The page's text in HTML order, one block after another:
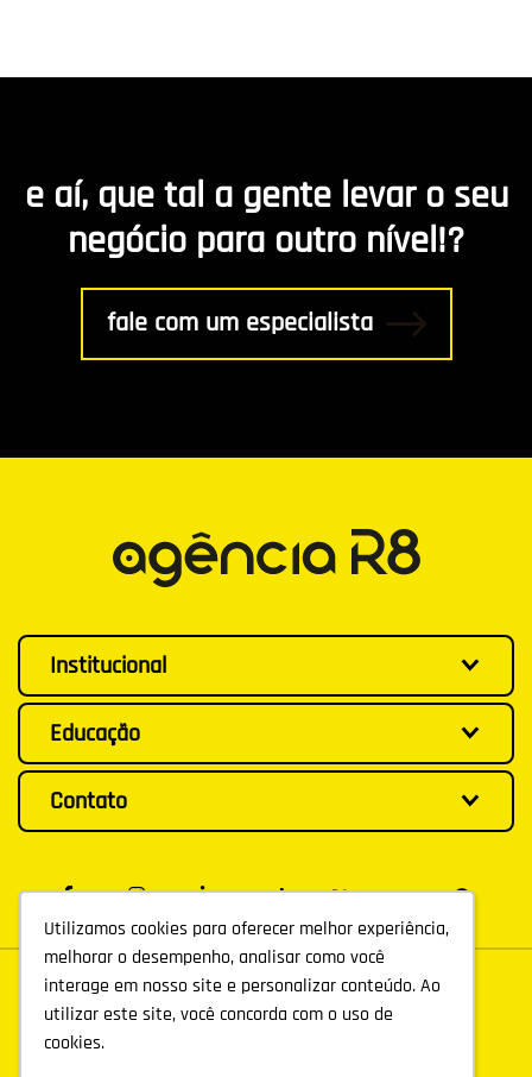
Utilizamos cookies para oferecer melhor experiência,
melhorar o desempenho, analisar como você
interage em nosso site e personalizar conteúdo. Ao
utilizar este site, você concorda com o uso de
cookies.
Utilizamos cookies para oferecer melhor experiência,
melhorar o desempenho, analisar como você
interage em nosso site e personalizar conteúdo. Ao
utilizar este site, você concorda com o uso de
cookies.
Desenvolvimento de app
R8 Indica
Gestão
e aí, que tal a gente levar o seu
negócio para outro nível!?
fale com um especialista
Institucional
Educação
Contato